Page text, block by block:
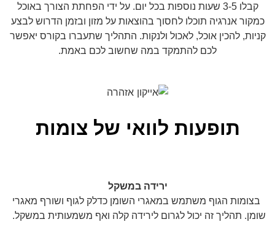
קבלו 3-5 שעות נוספות בכל יום. על ידי הפחתת הצורך באוכל
כמקור אנרגיה תוכלו לחסוך בהוצאות על מזון ובזמן הדרוש לבצע
קניות, להכין אוכל, לאכול ולנקות. התהליך שתעברו בקורס יאפשר
לכם להתמקד במה שחשוב לכם באמת.
תופעות לוואי של צומות
ירידה במשקל
בצומות הגוף משתמש במאגרי השומן כדלק לגוף ושורף מאגרי
שומן. תהליך זה יכול לגרום לירידה קלה ואף משמעותית במשקל.